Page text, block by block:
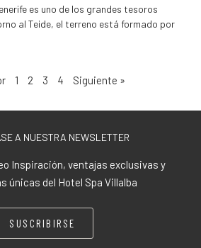
es uno de los grandes tesoros
al Teide, el terreno está formado por
1 2 3 4 Siguiente »
A NUESTRA NEWSLETTER
Inspiración, ventajas exclusivas y
únicas del Hotel Spa Villalba
SUSCRIBIRSE